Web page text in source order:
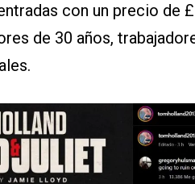
con un precio de
de 30 años,